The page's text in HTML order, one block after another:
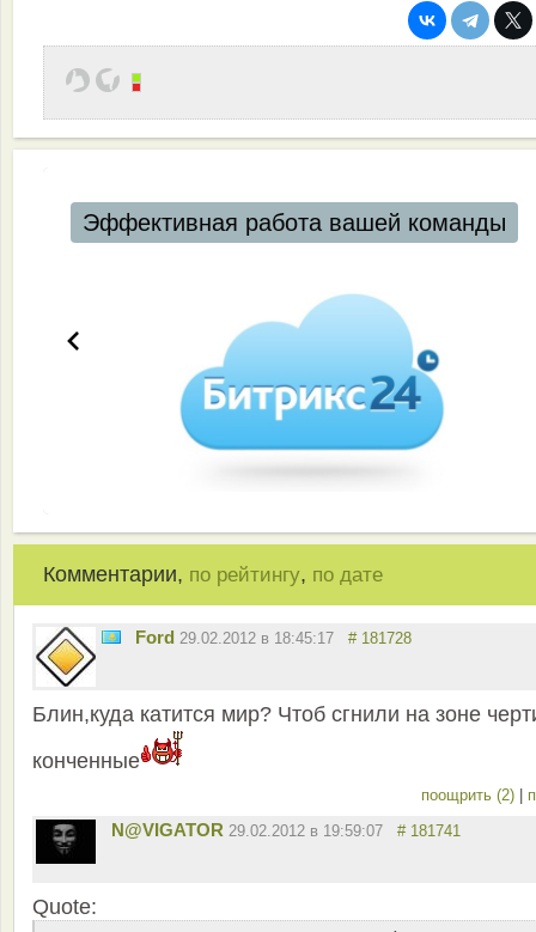
Эффективная работа вашей команды
Комментарии, по рейтингу, по дате
Ford 29.02.2012 в 18:45:17 # 181728
Блин,куда катится мир? Чтоб сгнили на зоне
конченные
поощрить (2)
N@VIGATOR 29.02.2012 в 19:59:07 # 181741
Quote: